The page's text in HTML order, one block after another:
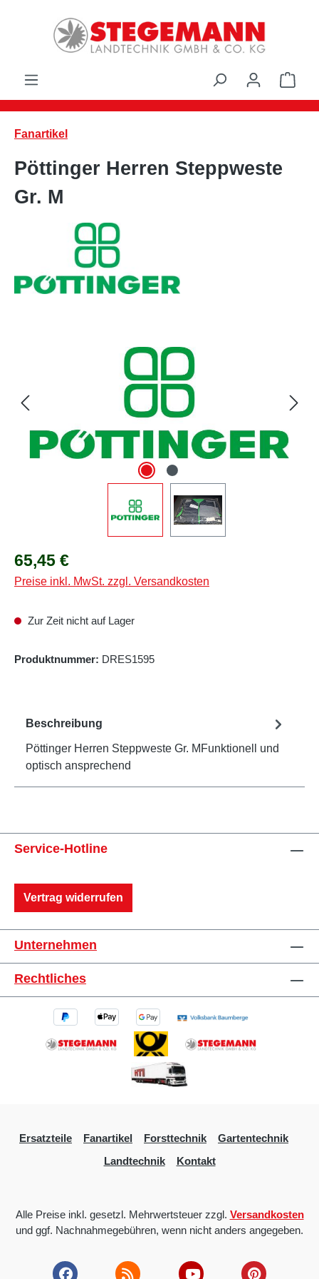
Zum Hauptinhalt springen
Fanartikel
Pöttinger Herren Steppweste
Gr. M
Regulärer Preis:
65,45 €
Preise inkl. MwSt. zzgl. Versandkosten
Zur Zeit nicht auf Lager
Produktnummer: DRES1595
Beschreibung
Pöttinger Herren Steppweste Gr. MFunktionell und
optisch ansprechend
Service-Hotline
Vertrag widerrufen
Unternehmen
Rechtliches
Ersatzteile Fanartikel Forsttechnik
Gartentechnik
Landtechnik
Kontakt
Alle Preise inkl. gesetzl. Mehrwertsteuer zzgl. Versandkosten
und ggf. Nachnahmegebühren, wenn nicht anders angegeben.